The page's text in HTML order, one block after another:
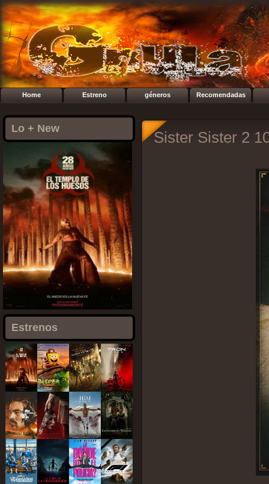
Home Estreno géneros Recomendadas
Lo + New
Estrenos
Sister Sister 2